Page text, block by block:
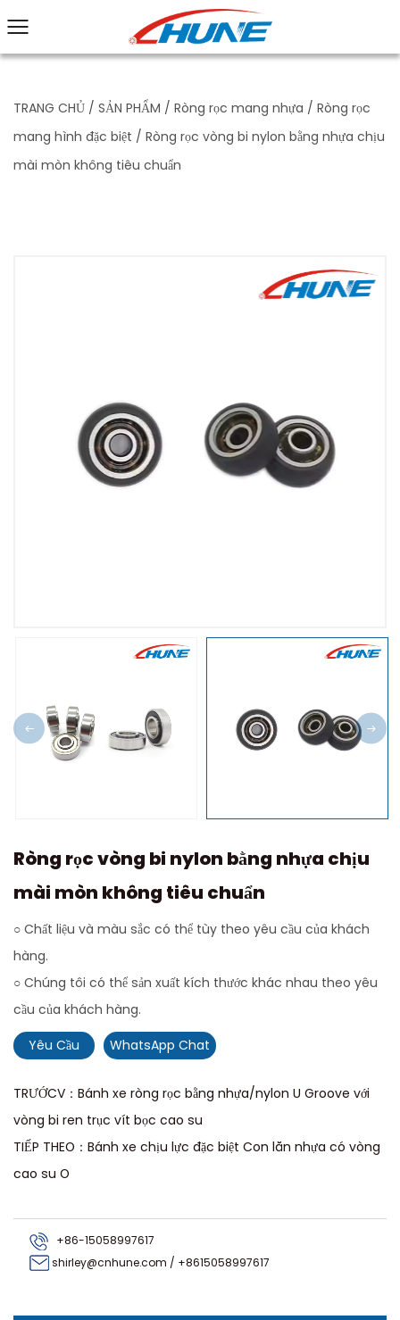
TRANG CHỦ / SẢN PHẨM / Ròng rọc mang nhựa / Ròng rọc
mang hình đặc biệt / Ròng rọc vòng bi nylon bằng nhựa chịu
mài mòn không tiêu chuẩn
Ròng rọc vòng bi nylon bằng nhựa chịu
mài mòn không tiêu chuẩn
○ Chất liệu và màu sắc có thể tùy theo yêu cầu của khách
hàng.
○ Chúng tôi có thể sản xuất kích thước khác nhau theo yêu
cầu của khách hàng.
Yêu Cầu
WhatsApp Chat
TRƯỚCV：Bánh xe ròng rọc bằng nhựa/nylon U Groove với
vòng bi ren trục vít bọc cao su
TIẾP THEO：Bánh xe chịu lực đặc biệt Con lăn nhựa có vòng
cao su O
+86-15058997617
shirley@cnhune.com / +8615058997617